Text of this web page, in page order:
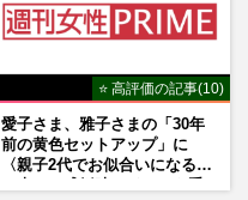
⭐ 高評価の記事(10)
愛子さま、雅子さまの「30年
前の黄色セットアップ」に
〈親子2代でお似合いになる〉